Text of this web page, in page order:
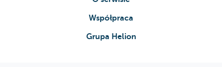
Współpraca
Grupa Helion